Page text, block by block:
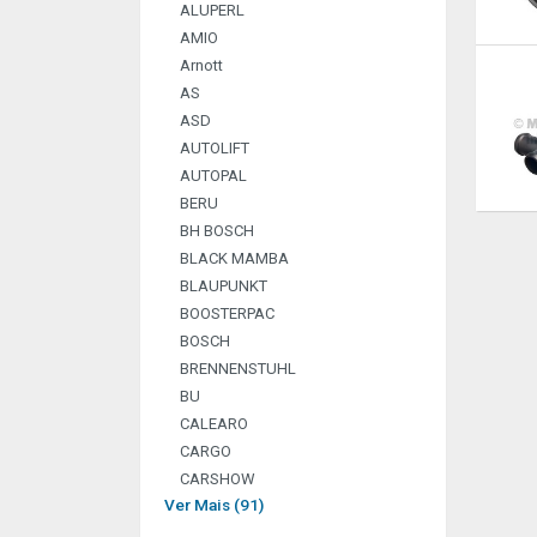
ALUPERL
AMIO
Arnott
AS
ASD
AUTOLIFT
AUTOPAL
BERU
BH BOSCH
BLACK MAMBA
BLAUPUNKT
BOOSTERPAC
BOSCH
BRENNENSTUHL
BU
CALEARO
CARGO
CARSHOW
Ver Mais (91)